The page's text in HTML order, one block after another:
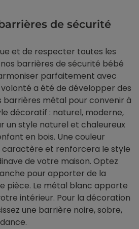
de sécurité
et de respecter toutes les
barrières de sécurité bébé
parfaitement avec
a été de développer des
barrières métal pour convenir à
décoratif : naturel, moderne,
un style naturel et chaleureux
en bois. Une couleur
et renforcera le style
de votre maison. Optez
pour apporter de la
pièce. Le métal blanc apporte
intérieur. Pour la décoration
une barrière noire, sobre,